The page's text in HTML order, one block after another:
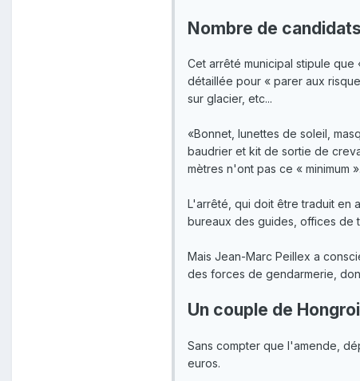
Nombre de
Cet arrêté municipal stipule
détaillée pour « parer aux
sur glacier, etc...
«Bonnet, lunettes de soleil,
baudrier et kit de sortie de
mètres n'ont pas ce « minimum ».
L'arrêté, qui doit être traduit en
bureaux des guides, offices de
Mais Jean-Marc Peillex a
des forces de gendarmerie,
Un couple de
Sans compter que l'amende,
euros.